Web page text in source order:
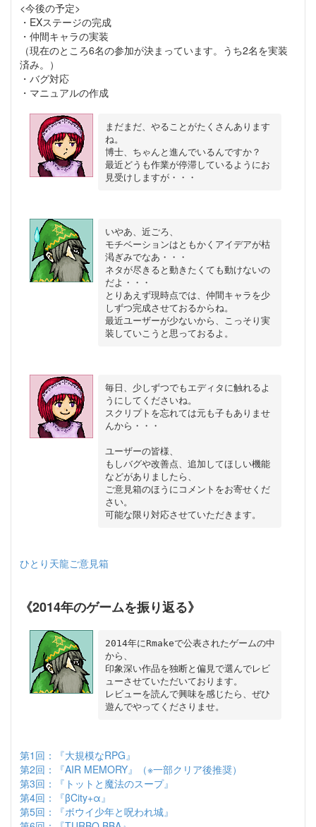
<今後の予定>
・EXステージの完成
・仲間キャラの実装
（現在のところ6名の参加が決まっています。うち2名を実装
済み。）
・バグ対応
・マニュアルの作成
まだまだ、やることがたくさんあります
ね。
博士、ちゃんと進んでいるんですか？
最近どうも作業が停滞しているようにお
いやあ、近ごろ、
モチベーションはともかくアイデアが枯
渇ぎみでなあ・・・
ネタが尽きると動きたくても動けないの
だよ・・・
とりあえず現時点では、仲間キャラを少
しずつ完成させておるからね。
最近ユーザーが少ないから、こっそり実
毎日、少しずつでもエディタに触れるよ
うにしてくださいね。
スクリプトを忘れては元も子もありませ
んから・・・
ユーザーの皆様、
もしバグや改善点、追加してほしい機能
などがありましたら、
ご意見箱のほうにコメントをお寄せくだ
さい。
ひとり天龍ご意見箱
《2014年のゲームを振り返る》
2014年にRmakeで公表されたゲームの中
から、
印象深い作品を独断と偏見で選んでレビ
ューさせていただいております。
レビューを読んで興味を感じたら、ぜひ
第1回：『大規模なRPG』
第2回：『AIR MEMORY』（※一部クリア後推奨）
第3回：『トットと魔法のスープ』
第4回：『βCity+α』
第5回：『ボウイ少年と呪われ城』